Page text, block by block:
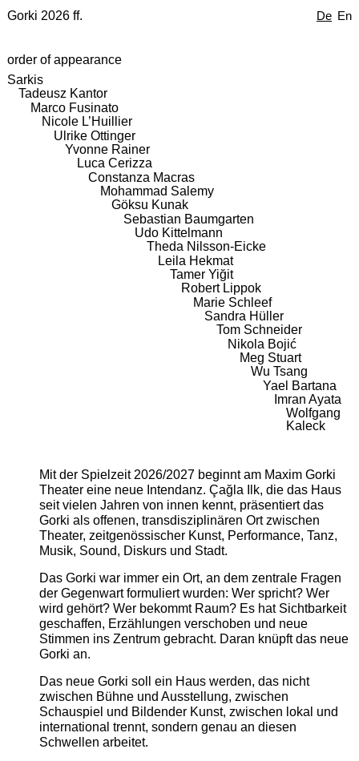
De En
Gorki 2026 ff.
order of appearance
Sarkis
Tadeusz Kantor
Marco Fusinato
Nicole L’Huillier
Ulrike Ottinger
Yvonne Rainer
Luca Cerizza
Constanza Macras
Mohammad Salemy
Göksu Kunak
Sebastian Baumgarten
Udo Kittelmann
Theda Nilsson-Eicke
Leila Hekmat
Tamer Yiğit
Robert Lippok
Marie Schleef
Sandra Hüller
Tom Schneider
Nikola Bojić
Meg Stuart
Wu Tsang
Yael Bartana
Imran Ayata
Wolfgang
Kaleck
Mit der Spielzeit 2026/2027 beginnt am Maxim Gorki
Theater eine neue Intendanz. Çağla Ilk, die das Haus
seit vielen Jahren von innen kennt, präsentiert das
Gorki als offenen, transdisziplinären Ort zwischen
Theater, zeitgenössischer Kunst, Performance, Tanz,
Musik, Sound, Diskurs und Stadt.
Das Gorki war immer ein Ort, an dem zentrale Fragen
der Gegenwart formuliert wurden: Wer spricht? Wer
wird gehört? Wer bekommt Raum? Es hat Sichtbarkeit
geschaffen, Erzählungen verschoben und neue
Stimmen ins Zentrum gebracht. Daran knüpft das neue
Gorki an.
Das neue Gorki soll ein Haus werden, das nicht
zwischen Bühne und Ausstellung, zwischen
Schauspiel und Bildender Kunst, zwischen lokal und
international trennt, sondern genau an diesen
Schwellen arbeitet.